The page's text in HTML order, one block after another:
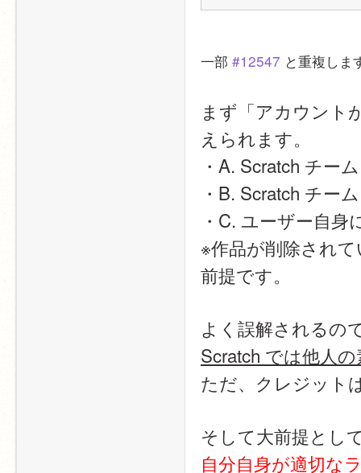
一部 #12547 と重複しま
まず「アカウント
えられます。
・A. Scratch チー
・B. Scratch チー
・C. ユーザー自
※作品が削除され
前提です。
よく誤解されるの
Scratch では他人
ただ、クレジット
そして大前提とし
自分自身が適切な